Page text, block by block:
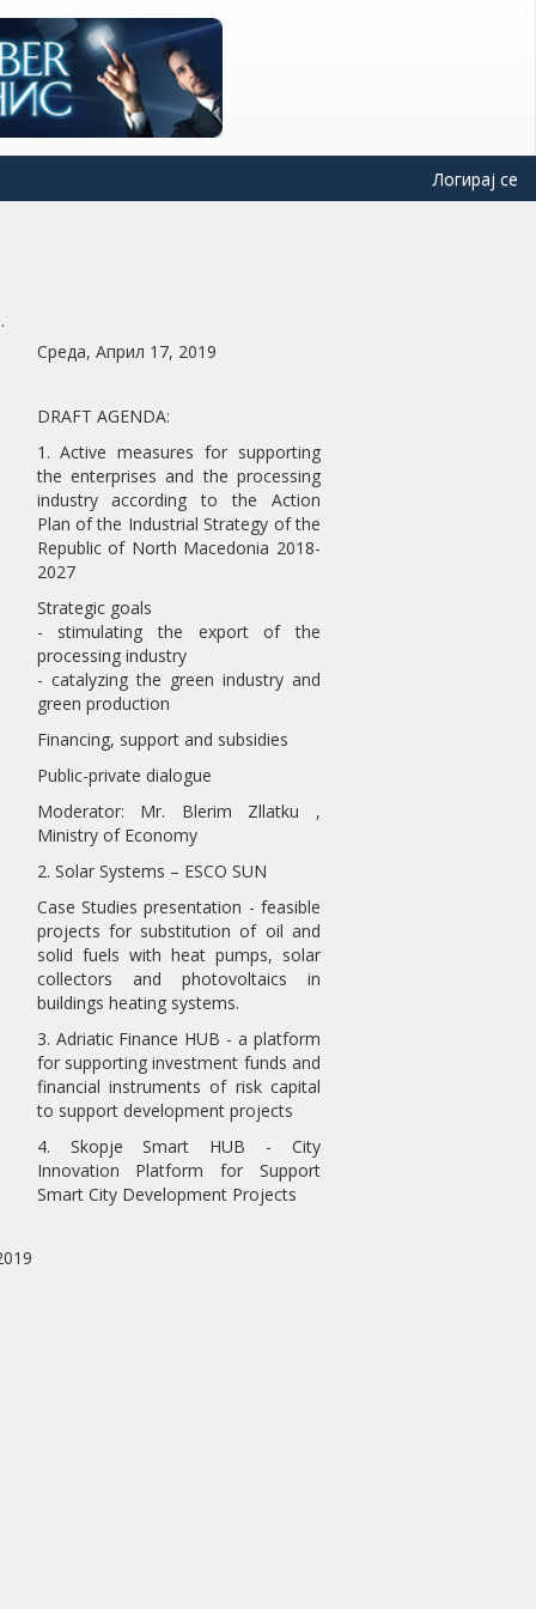
Логирај се
Среда, Април 17, 2019
DRAFT AGENDA:
1. Active measures for supporting
the enterprises and the processing
industry according to the Action
Plan of the Industrial Strategy of the
Republic of North Macedonia 2018-
2027
Strategic goals
- stimulating the export of the
processing industry
- catalyzing the green industry and
green production
Financing, support and subsidies
Public-private dialogue
Moderator: Mr. Blerim Zllatku ,
Ministry of Economy
2. Solar Systems – ESCO SUN
Case Studies presentation - feasible
projects for substitution of oil and
solid fuels with heat pumps, solar
collectors and photovoltaics in
buildings heating systems.
3. Adriatic Finance HUB - a platform
for supporting investment funds and
financial instruments of risk capital
to support development projects
4. Skopje Smart HUB - City
Innovation Platform for Support
Smart City Development Projects